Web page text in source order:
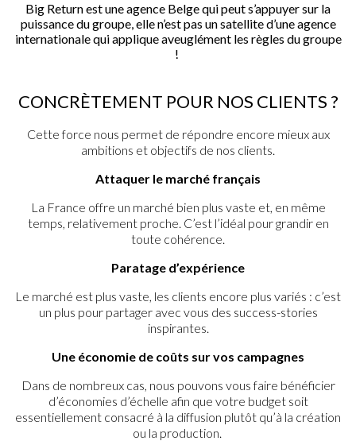
Big Return est une agence Belge qui peut s’appuyer sur la
puissance du groupe, elle n’est pas un satellite d’une agence
internationale qui applique aveuglément les règles du groupe
!
CONCRÈTEMENT POUR NOS CLIENTS ?
Cette force nous permet de répondre encore mieux aux
ambitions et objectifs de nos clients.
Attaquer le marché français
La France offre un marché bien plus vaste et, en même
temps, relativement proche. C’est l’idéal pour grandir en
toute cohérence.
Paratage d’expérience
Le marché est plus vaste, les clients encore plus variés : c’est
un plus pour partager avec vous des success-stories
inspirantes.
Une économie de coûts sur vos campagnes
Dans de nombreux cas, nous pouvons vous faire bénéficier
d’économies d’échelle afin que votre budget soit
essentiellement consacré à la diffusion plutôt qu’à la création
ou la production.